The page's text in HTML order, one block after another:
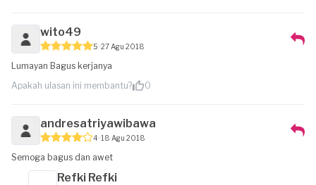
wito49
5 27 Agu 2018
Lumayan Bagus kerjanya
Apakah ulasan ini membantu?
0
andresatriyawibawa
4 18 Agu 2018
Semoga bagus dan awet
Refki Refki